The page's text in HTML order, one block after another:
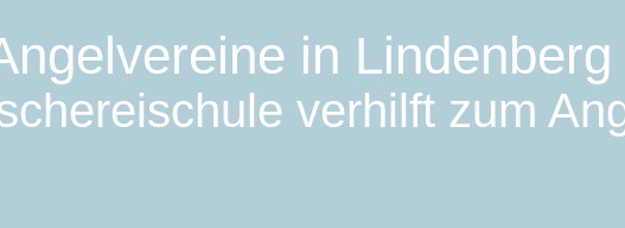
in Lindenberg
verhilft zum